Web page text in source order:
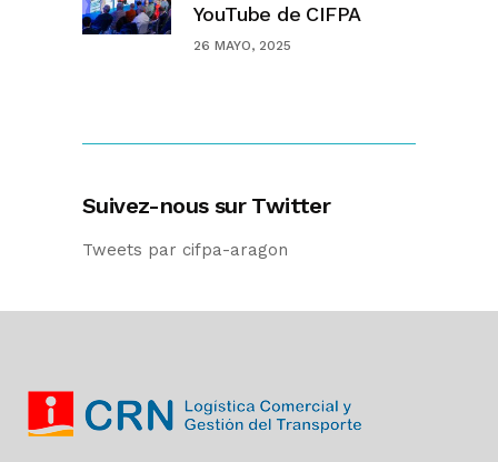
YouTube de CIFPA
26 MAYO, 2025
Suivez-nous sur Twitter
Tweets par cifpa-aragon